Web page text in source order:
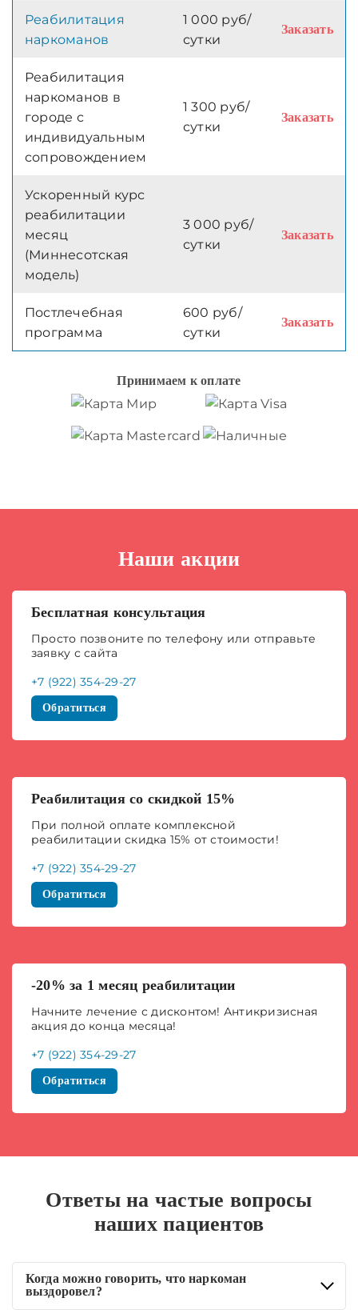
Реабилитация
наркоманов
1 000 руб/
сутки
Заказать
Реабилитация
наркоманов в
городе с
индивидуальным
сопровождением
1 300 руб/
сутки
Заказать
Ускоренный курс
реабилитации
месяц
(Миннесотская
модель)
3 000 руб/
сутки
Заказать
Постлечебная
программа
600 руб/
сутки
Заказать
Принимаем к оплате
Наши акции
Бесплатная консультация
Просто позвоните по телефону или отправьте
заявку с сайта
+7 (922) 354-29-27
Обратиться
Реабилитация со скидкой 15%
При полной оплате комплексной
реабилитации скидка 15% от стоимости!
+7 (922) 354-29-27
Обратиться
-20% за 1 месяц реабилитации
Начните лечение с дисконтом! Антикризисная
акция до конца месяца!
+7 (922) 354-29-27
Обратиться
Ответы на частые вопросы
наших пациентов
Когда можно говорить, что наркоман
выздоровел?